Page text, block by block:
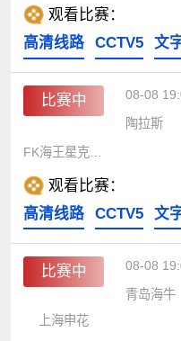
观看比赛：
高清线路
CCTV5 文
比赛中 08-08
陶拉斯
观看比赛：
高清线路
CCTV5 文
比赛中 08-08
青岛海牛
上海申花